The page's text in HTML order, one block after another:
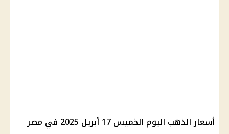
أسعار الذهب اليوم الخميس 17 أبريل 2025 في مصر